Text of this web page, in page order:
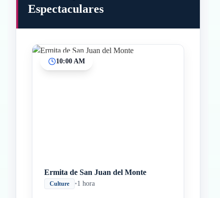
Espectaculares
10:00 AM
Ermita de San Juan del Monte
Culture •1 hora